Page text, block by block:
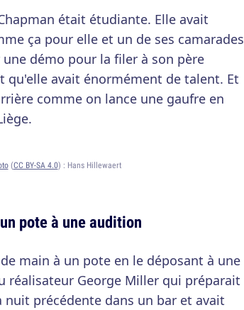
était étudiante. Elle avait
ça pour elle et un de ses camarades
démo pour la filer à son père
avait énormément de talent. Et
comme on lance une gaufre en
(CC BY-SA 4.0) : Hans Hillewaert
pote à une audition
main à un pote en le déposant à une
réalisateur George Miller qui préparait
précédente dans un bar et avait